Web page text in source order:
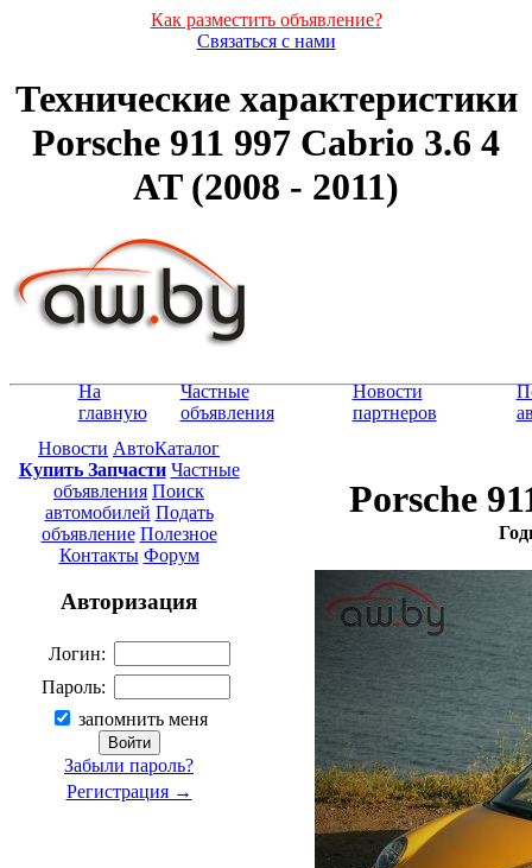
Как разместить объявление?
Связаться с нами
Технические характеристики
Porsche 911 997 Cabrio 3.6 4
AT (2008 - 2011)
На
главную
Частные
объявления
Новости
партнеров
Новости АвтоКаталог
Купить Запчасти Частные
объявления Поиск
автомобилей Подать
объявление Полезное
Контакты Форум
Авторизация
Логин:
Пароль:
запомнить меня
Забыли пароль?
Регистрация →
Porsche